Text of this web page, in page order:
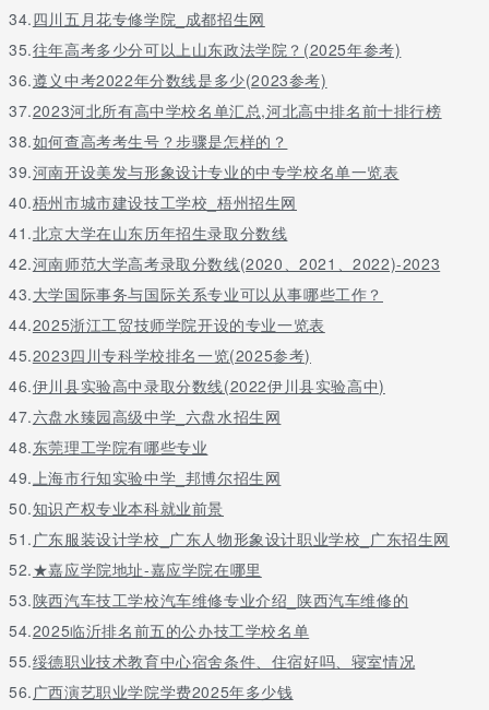
34.四川五月花专修学院_成都招生网
35.往年高考多少分可以上山东政法学院？(2025年参考)
36.遵义中考2022年分数线是多少(2023参考)
37.2023河北所有高中学校名单汇总,河北高中排名前十排行榜
38.如何查高考考生号？步骤是怎样的？
39.河南开设美发与形象设计专业的中专学校名单一览表
40.梧州市城市建设技工学校_梧州招生网
41.北京大学在山东历年招生录取分数线
42.河南师范大学高考录取分数线(2020、2021、2022)-2023
43.大学国际事务与国际关系专业可以从事哪些工作？
44.2025浙江工贸技师学院开设的专业一览表
45.2023四川专科学校排名一览(2025参考)
46.伊川县实验高中录取分数线(2022伊川县实验高中)
47.六盘水臻园高级中学_六盘水招生网
48.东莞理工学院有哪些专业
49. 上海市行知实验中学_邦博尔招生网
50.知识产权专业本科就业前景
51. 广东服装设计学校_广东人物形象设计职业学校_广东招生网
52.★嘉应学院地址-嘉应学院在哪里
53.陕西汽车技工学校汽车维修专业介绍_陕西汽车维修的
54.2025临沂排名前五的公办技工学校名单
55.绥德职业技术教育中心宿舍条件、住宿好吗、寝室情况
56. 广西演艺职业学院学费2025年多少钱